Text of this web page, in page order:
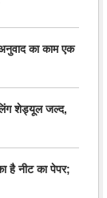
का काम एक
शेड्यूल जल्द,
है नीट का पेपर;